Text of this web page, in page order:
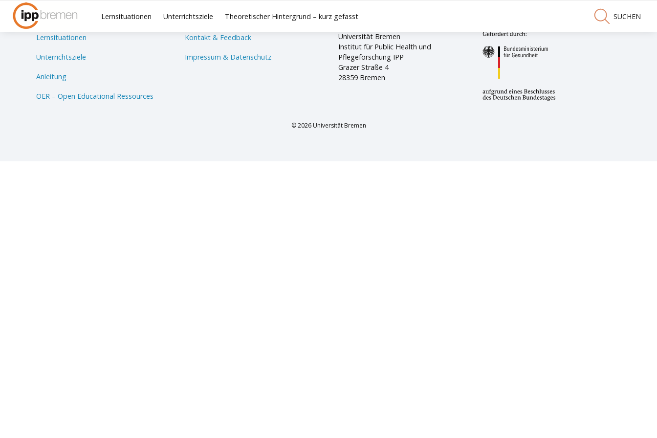
SUCHEN
Lernsituationen Unterrichtsziele Theoretischer Hintergrund – kurz gefasst
Lernsituationen
Unterrichtsziele
Anleitung
OER – Open Educational Ressources
Kontakt & Feedback
Impressum & Datenschutz
Universität Bremen
Institut für Public Health und
Pflegeforschung IPP
Grazer Straße 4
28359 Bremen
© 2026 Universität Bremen